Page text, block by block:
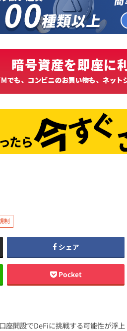
制
シェア
Pocket
座開設でDeFiに挑戦する可能性が浮上